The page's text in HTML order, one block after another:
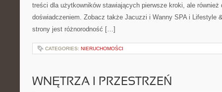
treści dla użytkowników stawiających pierwsze kroki, ale
doświadczeniem. Zobacz także Jacuzzi i Wanny SPA i Lifestyle
strony jest różnorodność […]
CATEGORIES: NIERUCHOMOŚCI
WNĘTRZA I PRZESTRZEŃ